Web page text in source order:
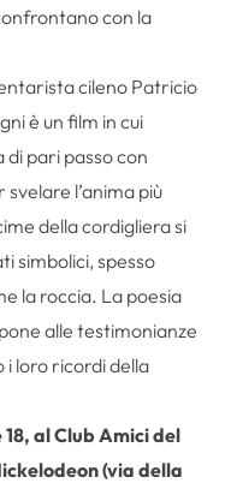
con la
cileno Patricio
è un film in cui
di pari passo con
svelare l’anima più
della cordigliera si
simbolici, spesso
la roccia. La poesia
alle testimonianze
i loro ricordi della
al Club Amici del
(via della